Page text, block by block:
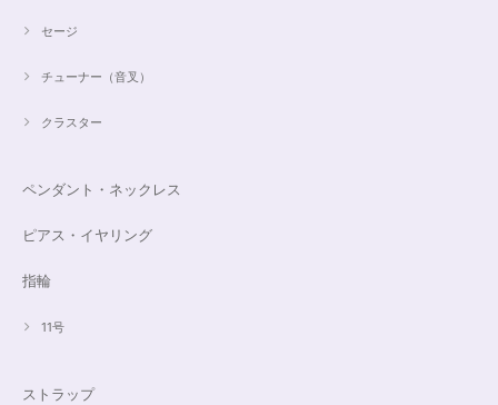
セージ
チューナー（音叉）
クラスター
ペンダント・ネックレス
ピアス・イヤリング
指輪
11号
ストラップ